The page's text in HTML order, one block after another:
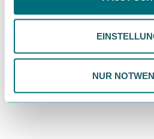
deiner Präferenzen. Du kannst
ändern. Weitere Informationen
Datenschutzrichtlinie.
NUR
Erfahre mehr